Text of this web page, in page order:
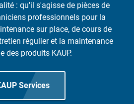
: qu'il s'agisse de pièces de
professionnels pour la
sur place, de cours de
régulier et la maintenance
des produits KAUP.
Services